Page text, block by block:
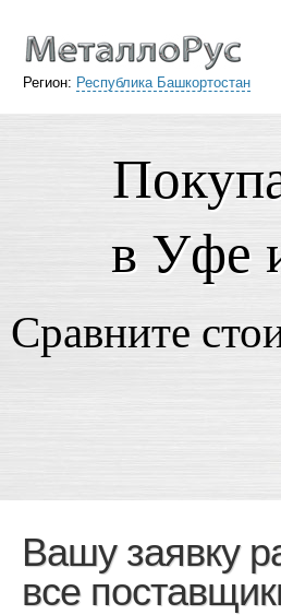
Регион: Республика Башкортостан
в Уфе
Сравните
Вашу заявку
все